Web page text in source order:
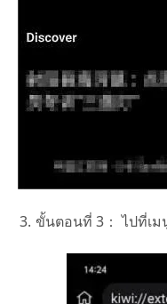
ขั้นตอนที่ 3：ไปที่เ